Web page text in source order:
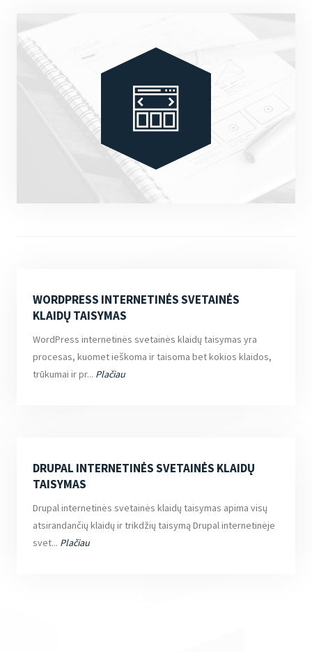
WORDPRESS INTERNETINĖS SVETAINĖS
KLAIDŲ TAISYMAS
WordPress internetinės svetainės klaidų taisymas yra
procesas, kuomet ieškoma ir taisoma bet kokios klaidos,
trūkumai ir pr... Plačiau
DRUPAL INTERNETINĖS SVETAINĖS KLAIDŲ
TAISYMAS
Drupal internetinės svetainės klaidų taisymas apima visų
atsirandančių klaidų ir trikdžių taisymą Drupal internetinėje
svet... Plačiau